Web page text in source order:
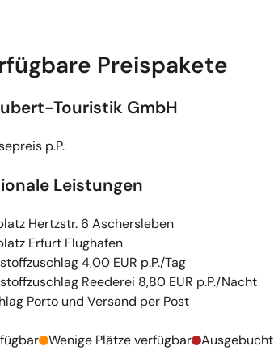
Preispakete
Touristik GmbH
werden geladen
p.P.
Leistungen
Hertzstr. 6 Aschersleben
Erfurt Flughafen
4,00 EUR p.P./Tag
Reederei 8,80 EUR p.P./Nacht
Porto und Versand per Post
Wenige Plätze verfügbar Ausgebucht